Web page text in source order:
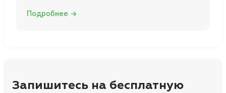
Подробнее →
Запишитесь на бесплатную